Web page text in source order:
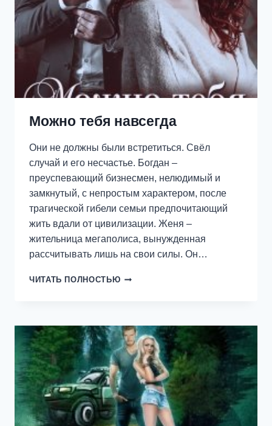
Можно тебя навсегда
Они не должны были встретиться. Свёл
случай и его несчастье. Богдан –
преуспевающий бизнесмен, нелюдимый и
замкнутый, с непростым характером, после
трагической гибели семьи предпочитающий
жить вдали от цивилизации. Женя –
жительница мегаполиса, вынужденная
рассчитывать лишь на свои силы. Он…
ЧИТАТЬ ПОЛНОСТЬЮ МОЖНО